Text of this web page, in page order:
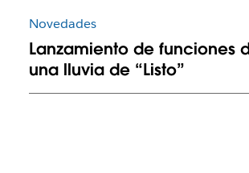
Novedades
Lanzamiento de funciones
una lluvia de “Listo”